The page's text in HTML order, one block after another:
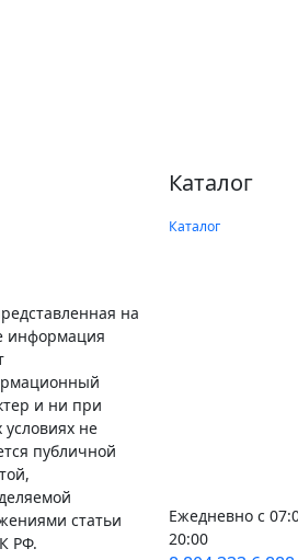
на
информация
и ни при
условиях не
публичной
статьи
РФ.
Каталог
Каталог
Ежедневно с
20:00